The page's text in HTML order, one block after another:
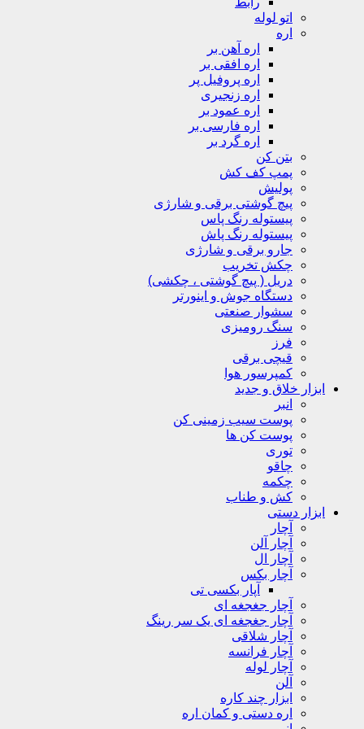
اتو لوله
اره
اره آهن بر
اره افقی بر
اره پروفیل پر
اره زنجیری
اره عمود بر
اره فارسی بر
اره گرد بر
بتن کن
پمپ کف کش
پولیش
پیچ گوشتی برقی و شارژی
پیستوله رنگ پاس
پیستوله رنگ پاش
جارو برقی و شارژی
چکش تخریب
دریل ( پیچ گوشتی ، چکشی)
دستگاه جوش و اینورتر
سشوار صنعتی
سنگ رومیزی
فرز
قیچی برقی
کمپرسور هوا
ابزار خلاق و جدید
انبر
پوست سیب زمینی کن
پوست کن ها
توری
چاقو
چکمه
کش و طناب
ابزار دستی
آچار
آچار آلن
آچار ال
آچار بکس
آپار بکسی تی
آچار جغجغه ای
آچار جغجغه ای یک سر رینگ
آچار شلاقی
آچار فرانسه
آچار لوله
آلن
ابزار چند کاره
اره دستی و کمان اره